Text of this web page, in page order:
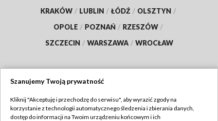
KRAKÓW / LUBLIN / ŁÓDŹ / OLSZTYN /
OPOLE / POZNAŃ / RZESZÓW /
SZCZECIN / WARSZAWA / WROCŁAW
TVP
Szanujemy Twoją prywatność
Kliknij "Akceptuję i przechodzę do serwisu", aby wyrazić zgody na
korzystanie z technologii automatycznego śledzenia i zbierania danych,
dostęp do informacji na Twoim urządzeniu końcowym i ich